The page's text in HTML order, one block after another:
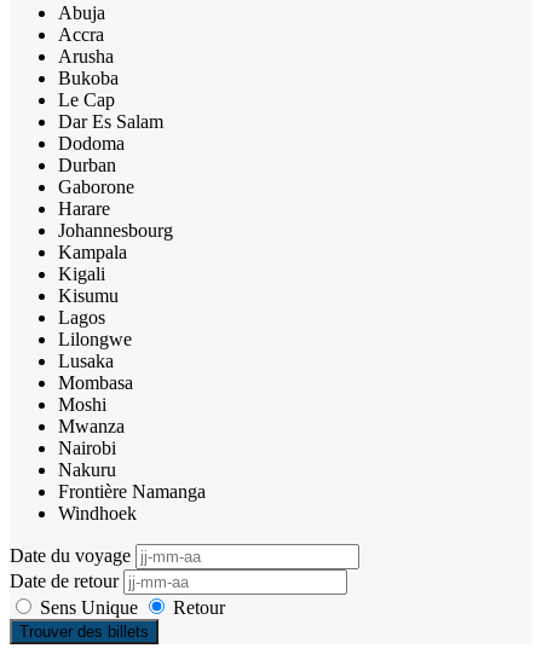
Abuja
Accra
Arusha
Bukoba
Le Cap
Dar Es Salam
Dodoma
Durban
Gaborone
Harare
Johannesbourg
Kampala
Kigali
Kisumu
Lagos
Lilongwe
Lusaka
Mombasa
Moshi
Mwanza
Nairobi
Nakuru
Frontière Namanga
Windhoek
Date du voyage
Date de retour
Sens Unique
Retour
Trouver des billets